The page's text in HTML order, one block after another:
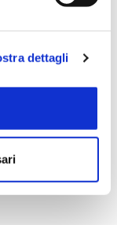
dettagli
di corporate